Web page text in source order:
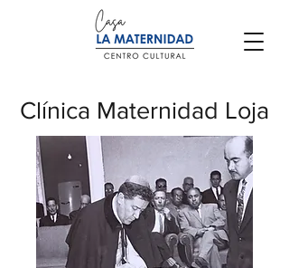
Clínica Maternidad Loja